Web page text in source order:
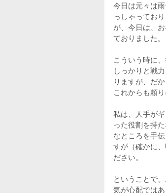
今日は元々は
っしゃってお
が、今日は、
ておりました
こういう時に
しっかりと戦
りますが、だ
これからも頼
私は、人手が
った役割を持
なところを手
すが（確かに
ださい。
ということで
気が心配では